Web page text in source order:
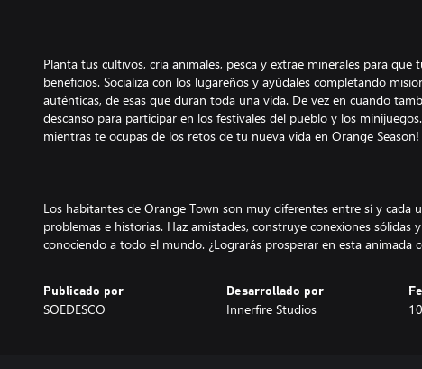
Planta tus cultivos, cría animales, pesca y extrae minerales para que
beneficios. Socializa con los lugareños y ayúdales completando
auténticas, de esas que duran toda una vida. De vez en cuando
descanso para participar en los festivales del pueblo y los
mientras te ocupas de los retos de tu nueva vida en Orange Season!
Los habitantes de Orange Town son muy diferentes entre sí y cada
problemas e historias. Haz amistades, construye conexiones sólidas
conociendo a todo el mundo. ¿Lograrás prosperar en esta animada
Publicado por
SOEDESCO
Desarrollado por
Innerfire Studios